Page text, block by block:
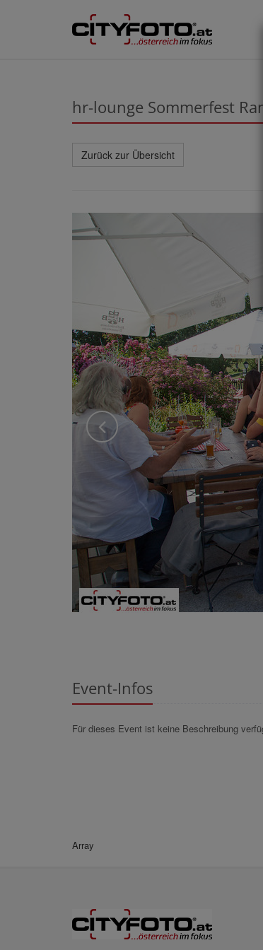
hr-lounge Sommerfest
Zurück zur Übersicht
Event-Infos
Für dieses Event ist keine Beschreibung
Array